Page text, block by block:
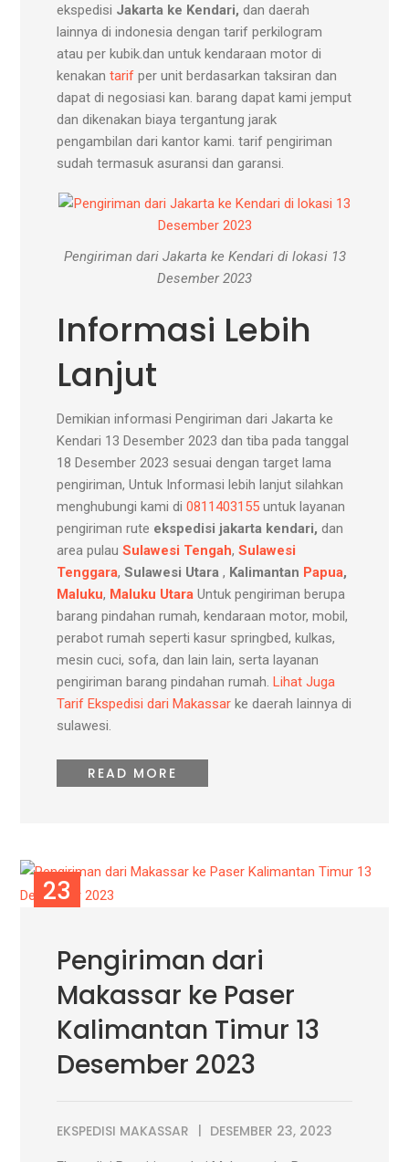
ekspedisi Jakarta ke Kendari,dan daerah
lainnya di indonesia dengan tarif perkilogram
atau per kubik.dan untuk kendaraan motor di
kenakantarif per unit berdasarkan taksiran dan
dapat di negosiasi kan. barang dapat kami jemput
dan dikenakan biaya tergantung jarak
pengambilan dari kantor kami. tarif pengiriman
sudah termasuk asuransi dan garansi.
Pengiriman dari Jakarta ke Kendari di lokasi 13
Desember 2023
Informasi Lebih
Lanjut
Demikian informasi Pengiriman dari Jakarta ke
Kendari 13 Desember 2023 dan tiba pada tanggal
18 Desember 2023 sesuai dengan target lama
pengiriman, Untuk Informasi lebih lanjut silahkan
menghubungi kami di0811403155 untuk layanan
pengiriman rute ekspedisi jakarta kendari,dan
area pulauSulawesi Tengah,Sulawesi
Tenggara,Sulawesi Utara , Kalimantan Papua,
Maluku, Maluku Utara Untuk pengiriman berupa
barang pindahan rumah, kendaraan motor, mobil,
perabot rumah seperti kasur springbed, kulkas,
mesin cuci, sofa, dan lain lain, serta layanan
pengiriman barang pindahan rumah.Lihat Juga
Tarif Ekspedisi dari Makassar ke daerah lainnya di
sulawesi.
READ MORE
23
Pengiriman dari
Makassar ke Paser
Kalimantan Timur 13
Desember 2023
EKSPEDISI MAKASSAR DESEMBER 23, 2023